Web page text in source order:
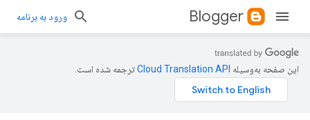
Blogger ورود به برنامه
این صفحه به‌وسیله ترجمه شده است.